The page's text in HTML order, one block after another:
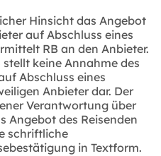
Hinsicht das Angebot
auf Abschluss eines
RB an den Anbieter.
keine Annahme des
Abschluss eines
Anbieter dar. Der
Verantwortung über
Angebot des Reisenden
schriftliche
in Textform.